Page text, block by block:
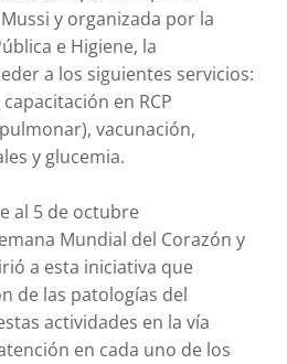
y organizada por la
e Higiene, la
a los siguientes servicios:
en RCP
vacunación,
y glucemia.
al 5 de octubre
Mundial del Corazón y
a esta iniciativa que
de las patologías del
actividades en la vía
en cada uno de los